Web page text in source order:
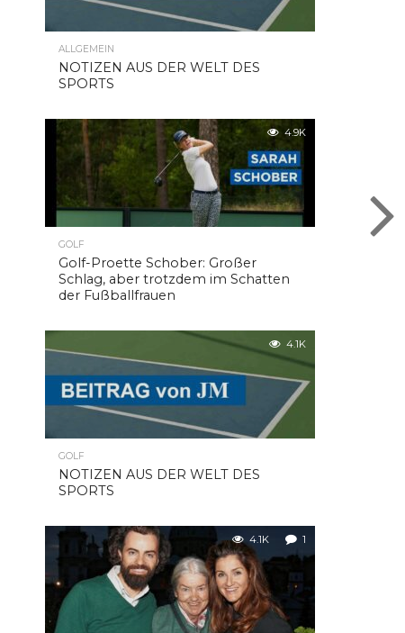
ALLGEMEIN
NOTIZEN AUS DER WELT DES
SPORTS
4.9K
GOLF
Golf-Proette Schober: Großer
Schlag, aber trotzdem im Schatten
der Fußballfrauen
4.1K
GOLF
NOTIZEN AUS DER WELT DES
SPORTS
4.1K 1